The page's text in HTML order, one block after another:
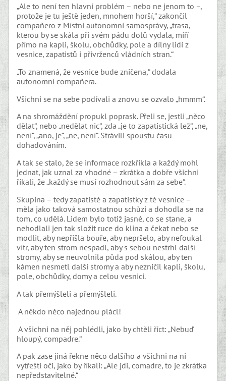
„Ale to není ten hlavní problém – nebo ne jenom to –,
protože je tu ještě jeden, mnohem horší,“ zakončil
compañero z Místní autonomní samosprávy, „trasa,
kterou by se skála při svém pádu dolů vydala, míří
přímo na kapli, školu, obchůdky, pole a dílny lidí z
vesnice, zapatistů i přívrženců vládních stran.“
„To znamená, že vesnice bude zničena,“ dodala
autonomní compañera.
Všichni se na sebe podívali a znovu se ozvalo „hmmm“.
A na shromáždění propukl poprask. Přeli se, jestli „něco
dělat“, nebo „nedělat nic“, zda „je to zapatistická lež“, „ne,
není“, „ano, je“, „ne, není“. Strávili spoustu času
dohadováním.
A tak se stalo, že se informace rozkřikla a každý mohl
jednat, jak uznal za vhodné – zkrátka a dobře všichni
říkali, že „každý se musí rozhodnout sám za sebe“.
Skupina – tedy zapatisté a zapatistky z té vesnice –
měla jako taková samostatnou schůzi a dohodla se na
tom, co udělá. Lidem bylo totiž jasné, co se stane, a
nehodlali jen tak složit ruce do klína a čekat nebo se
modlit, aby nepřišla bouře, aby nepršelo, aby nefoukal
vítr, aby ten strom nespadl, aby s sebou nestrhl další
stromy, aby se neuvolnila půda pod skálou, aby ten
kámen nesmetl další stromy a aby nezničil kapli, školu,
pole, obchůdky, domy a celou vesnici.
A tak přemýšleli a přemýšleli.
A někdo něco najednou plácl!
A všichni na něj pohlédli, jako by chtěli říct: „Nebuď
hloupý, compadre.“
A pak zase jiná řekne něco dalšího a všichni na ni
vytřeští oči, jako by říkali: „Ale jdi, comadre, to je zkrátka
nepředstavitelné.“